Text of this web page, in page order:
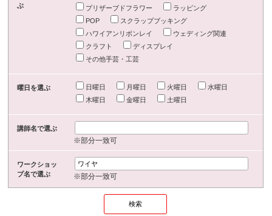
ぶ
プリザーブドフラワー
ラッピング
POP
スクラップブッキング
ハワイアンリボンレイ
ウェディング関連
クラフト
ディスプレイ
その他手芸・工芸
曜日を選ぶ 日曜日 月曜日 火曜日
水曜日
木曜日
金曜日 土曜日
講師名で選ぶ
※部分一致可
ワークショッ
プ名で選ぶ
※部分一致可